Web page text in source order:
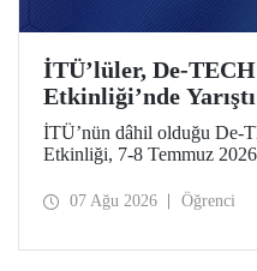
İTÜ’lüler, De-
Etkinliği’nde Yarıştı
İTÜ’nün dâhil olduğu De-
Etkinliği, 7-8 Temmuz
İTÜ’lü girişimciler,
07 Ağu 2026 Öğrenci